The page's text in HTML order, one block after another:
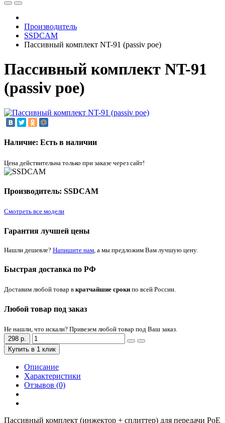
Производитель
SSDCAM
Пассивный комплект NT-91 (passiv poe)
Пассивный комплект NT-91
(passiv poe)
Наличие: Есть в наличии
Цена действительна только при заказе через сайт!
Производитель: SSDCAM
Смотреть все модели
Гарантия лучшей цены
Нашли дешевле? Напишите нам , а мы предложим Вам лучшую цену.
Быстрая доставка по РФ
Доставим любой товар в кратчайшие сроки по всей России.
Любой товар под заказ
Не нашли, что искали? Привезем любой товар под Ваш заказ.
298 р.
Купить в 1 клик
Описание
Характеристики
Отзывов (0)
Пассивный комплект (инжектор + сплиттер) для передачи PoE